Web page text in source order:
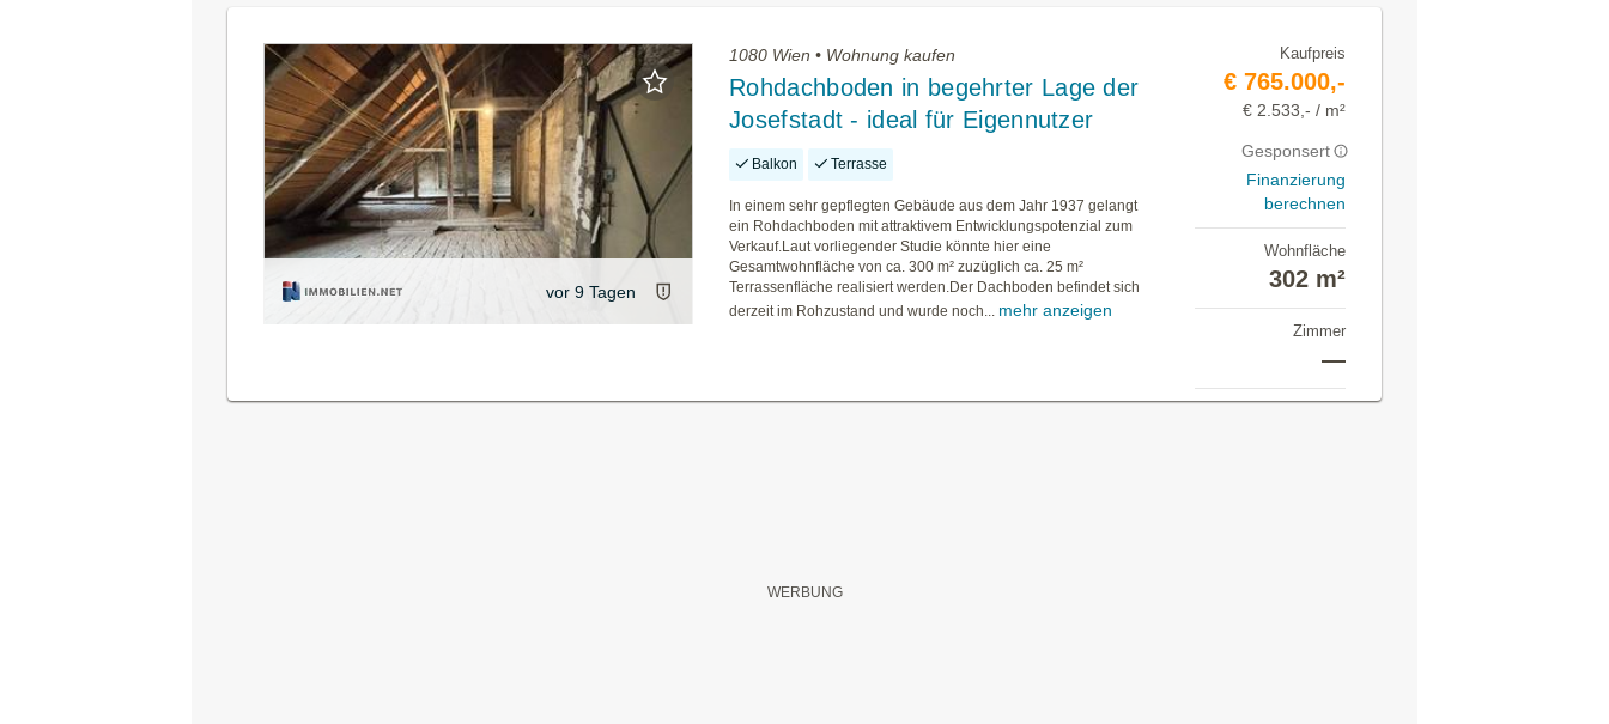
vor 9 Tagen
1080 Wien • Wohnung kaufen
Rohdachboden in begehrter Lage der
Josefstadt - ideal für Eigennutzer
Balkon Terrasse
In einem sehr gepflegten Gebäude aus dem Jahr 1937 gelangt
ein Rohdachboden mit attraktivem Entwicklungspotenzial zum
Verkauf.Laut vorliegender Studie könnte hier eine
Gesamtwohnfläche von ca. 300 m² zuzüglich ca. 25 m²
Terrassenfläche realisiert werden.Der Dachboden befindet sich
derzeit im Rohzustand und wurde noch... mehr anzeigen
Kaufpreis
€ 765.000,-
€ 2.533,- / m²
Gesponsert
Finanzierung
berechnen
Wohnfläche
302 m²
Zimmer
—